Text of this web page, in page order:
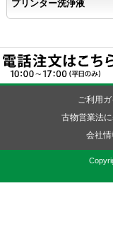
プリンター洗浄液
ご利用
古物営業法
会社